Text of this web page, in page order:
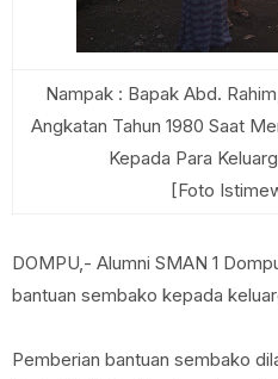
Nampak : Bapak Abd.
Angkatan Tahun 1980 Saat
Kepada Para
[Foto
DOMPU,- Alumni SMAN 1
bantuan sembako kepada
Pemberian bantuan sembako